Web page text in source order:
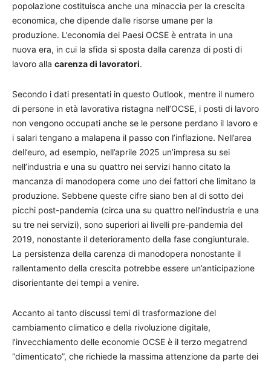
popolazione costituisca anche una minaccia per la crescita
economica, che dipende dalle risorse umane per la
produzione. L’economia dei Paesi OCSE è entrata in una
nuova era, in cui la sfida si sposta dalla carenza di posti di
lavoro alla carenza di lavoratori.
Secondo i dati presentati in questo Outlook, mentre il numero
di persone in età lavorativa ristagna nell’OCSE, i posti di lavoro
non vengono occupati anche se le persone perdano il lavoro e
i salari tengano a malapena il passo con l’inflazione. Nell’area
dell’euro, ad esempio, nell’aprile 2025 un’impresa su sei
nell’industria e una su quattro nei servizi hanno citato la
mancanza di manodopera come uno dei fattori che limitano la
produzione. Sebbene queste cifre siano ben al di sotto dei
picchi post-pandemia (circa una su quattro nell’industria e una
su tre nei servizi), sono superiori ai livelli pre-pandemia del
2019, nonostante il deterioramento della fase congiunturale.
La persistenza della carenza di manodopera nonostante il
rallentamento della crescita potrebbe essere un’anticipazione
disorientante dei tempi a venire.
Accanto ai tanto discussi temi di trasformazione del
cambiamento climatico e della rivoluzione digitale,
l’invecchiamento delle economie OCSE è il terzo megatrend
“dimenticato”, che richiede la massima attenzione da parte dei